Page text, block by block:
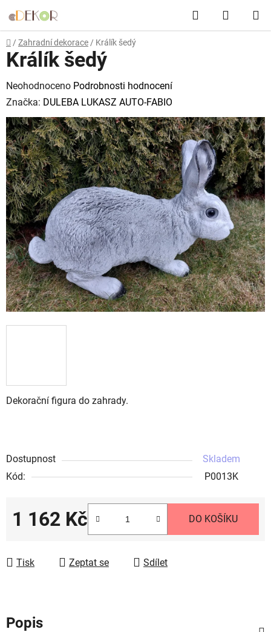
na
obsah
Hledat
KOŠÍK
Domů
/ Zahradní dekorace / Králík šedý
Dekorační figura do zahrady.
Dostupnost
Skladem
Kód:
P0013K
1 162 Kč DO KOŠÍKU
Tisk Zeptat se Sdílet
Králík šedý
Průměrné
hodnocení
produktu
je
0,0
z
5
hvězdiček.
Neohodnoceno Podrobnosti hodnocení
Značka: DULEBA LUKASZ AUTO-FABIO
Popis